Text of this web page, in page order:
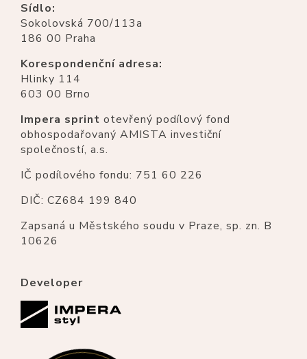
Sídlo:
Sokolovská 700/113a
186 00 Praha
Korespondenční adresa:
Hlinky 114
603 00 Brno
Impera sprint otevřený podílový fond
obhospodařovaný AMISTA investiční
společností, a.s.
IČ podílového fondu: 751 60 226
DIČ: CZ684 199 840
Zapsaná u Městského soudu v Praze, sp. zn. B
10626
Developer